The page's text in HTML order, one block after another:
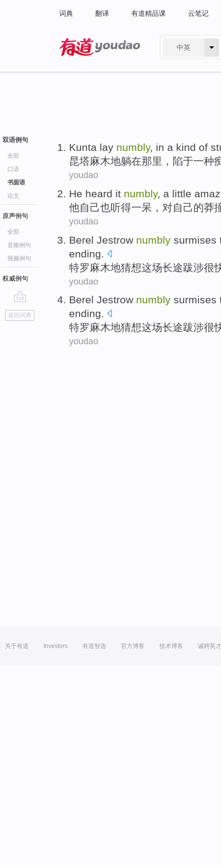
词典 翻译 有道精品课 云笔记
中英
双语例句
全部
口语
书面语
论文
原声例句
全部
音频例句
视频例句
权威例句
go
top
返回词典
Kunta lay numbly, in a kind of
昆塔麻木地躺在那里，陷于一种
youdao
He heard it numbly, a little
他自己也听得一呆， 对自己的莽
youdao
Berel Jestrow numbly surmises
ending
特罗麻木地猜想这场长途跋涉很
youdao
Berel Jestrow numbly surmises
ending.
特罗麻木地猜想这场长途跋涉很
youdao
关于有道 Investors 有道智选 官方博客 技术博客 诚聘英才